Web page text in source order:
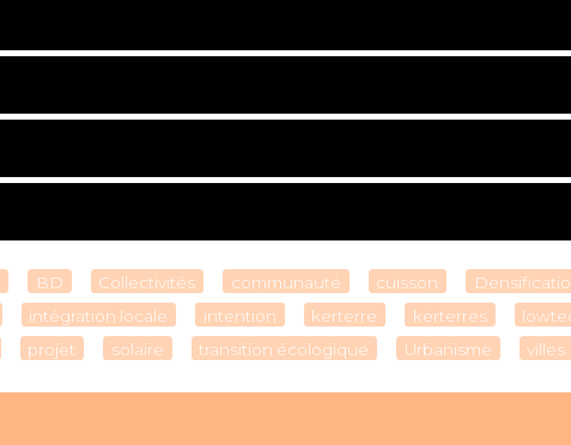
BD Collectivités communauté cuisson
intégration locale intention kerterre kerterres
projet solaire transition écologique Urbanisme villes